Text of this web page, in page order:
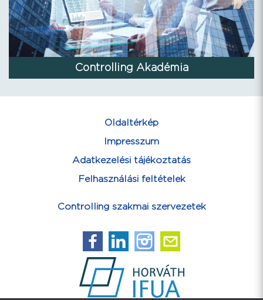
Controlling Akadémia
Oldaltérkép
Impresszum
Adatkezelési tájékoztatás
Felhasználási feltételek
Controlling szakmai szervezetek